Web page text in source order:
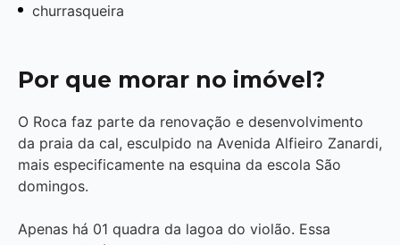
churrasqueira
Por que morar no imóvel?
O Roca faz parte da renovação e desenvolvimento
da praia da cal, esculpido na Avenida Alfieiro Zanardi,
mais especificamente na esquina da escola São
domingos.
Apenas há 01 quadra da lagoa do violão. Essa